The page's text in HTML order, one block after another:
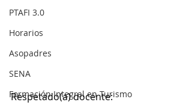
PTAFI 3.0
Horarios
Asopadres
SENA
Formación Integral en Turismo
Respetado(a) docente: